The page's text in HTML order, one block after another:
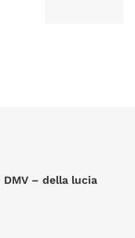
DMV – della lucia